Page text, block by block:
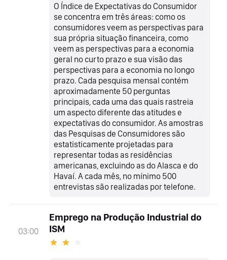
O Índice de Expectativas do Consumidor
se concentra em três áreas: como os
consumidores veem as perspectivas para
sua própria situação financeira, como
veem as perspectivas para a economia
geral no curto prazo e sua visão das
perspectivas para a economia no longo
prazo. Cada pesquisa mensal contém
aproximadamente 50 perguntas
principais, cada uma das quais rastreia
um aspecto diferente das atitudes e
expectativas do consumidor. As amostras
das Pesquisas de Consumidores são
estatisticamente projetadas para
representar todas as residências
americanas, excluindo as do Alasca e do
Havaí. A cada mês, no mínimo 500
entrevistas são realizadas por telefone.
03:00
Emprego na Produção Industrial do
ISM